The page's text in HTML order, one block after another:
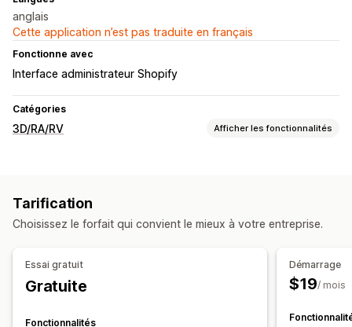
anglais
Cette application n’est pas traduite en français
Fonctionne avec
Interface administrateur Shopify
Catégories
3D/RA/RV Afficher les fonctionnalités
Tarification
Choisissez le forfait qui convient le mieux à votre entreprise.
Essai gratuit
Gratuite
Fonctionnalités
Démarrage
$19/ mois